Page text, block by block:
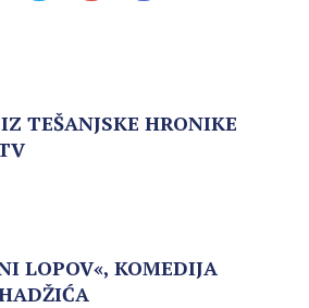
TEŠANJSKE HRONIKE
LOPOV«, KOMEDIJA